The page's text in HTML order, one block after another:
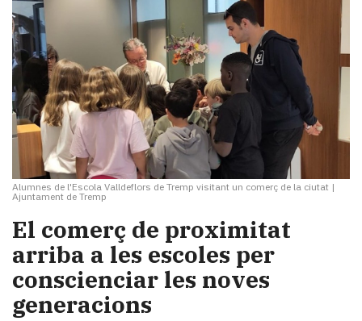
Alumnes de l'Escola Valldeflors de Tremp visitant un comerç de la ciutat |
Ajuntament de Tremp
El comerç de proximitat
arriba a les escoles per
conscienciar les noves
generacions